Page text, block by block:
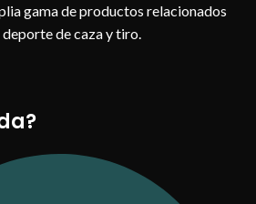
gama de productos relacionados
de caza y tiro.